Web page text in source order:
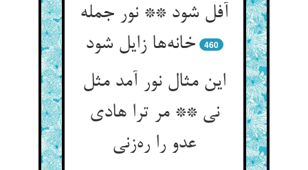
آفل شود ** نور جمله
خانه‌ها زایل شود
460
این مثال نور آمد مثل
نی ** مر ترا هادی
عدو را ره‌زنی